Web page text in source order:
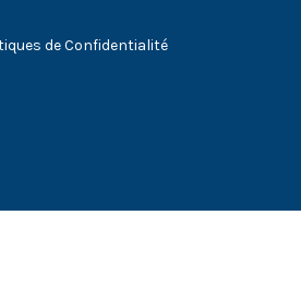
de Confidentialité